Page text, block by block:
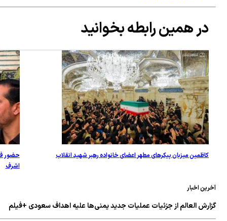
در همین رابطه بخوانید
کاظمین میزبان پیکرهای مطهر اعضای خانواده رهبر شهید انقلاب
حضور
اخبار
العالم از جزئیات عملیات جدید یمنی‌ها علیه اهداف سعودی +فیلم